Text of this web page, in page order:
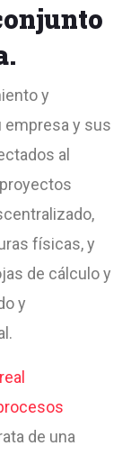
y
empresa y sus
al
físicas, y
de cálculo y
y
de una